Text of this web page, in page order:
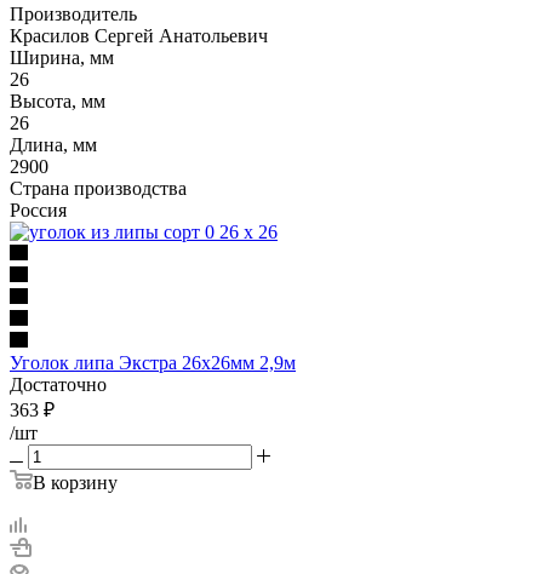
Производитель
Красилов Сергей Анатольевич
Ширина, мм
26
Высота, мм
26
Длина, мм
2900
Страна производства
Россия
Уголок липа Экстра 26х26мм 2,9м
Достаточно
363 ₽
/шт
В корзину